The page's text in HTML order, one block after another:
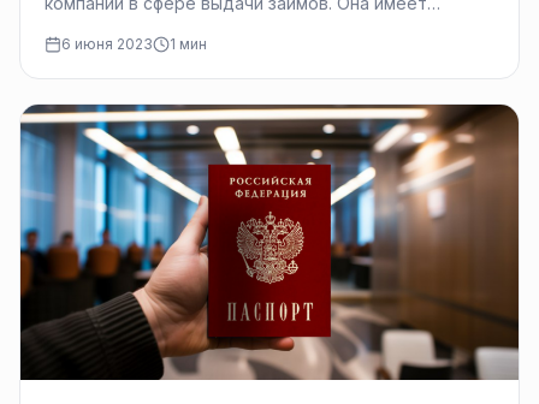
6 июня 2023 1 мин